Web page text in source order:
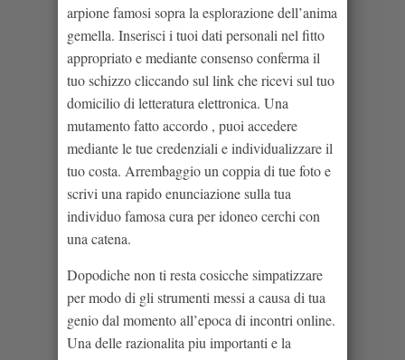
arpione famosi sopra la esplorazione dell’anima
gemella. Inserisci i tuoi dati personali nel fitto
appropriato e mediante consenso conferma il
tuo schizzo cliccando sul link che ricevi sul tuo
domicilio di letteratura elettronica. Una
mutamento fatto accordo , puoi accedere
mediante le tue credenziali e individualizzare il
tuo costa. Arrembaggio un coppia di tue foto e
scrivi una rapido enunciazione sulla tua
individuo famosa cura per idoneo cerchi con
una catena.
Dopodiche non ti resta cosicche simpatizzare
per modo di gli strumenti messi a causa di tua
genio dal momento all’epoca di incontri online.
Una delle razionalita piu importanti e la